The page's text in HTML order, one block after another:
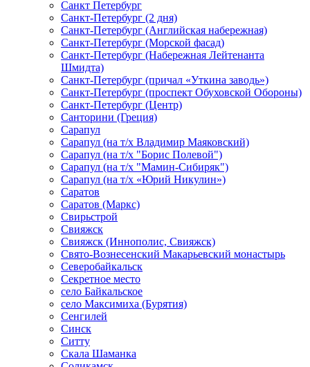
Санкт Петербург
Санкт-Петербург (2 дня)
Санкт-Петербург (Английская набережная)
Санкт-Петербург (Морской фасад)
Санкт-Петербург (Набережная Лейтенанта
Шмидта)
Санкт-Петербург (причал «Уткина заводь»)
Санкт-Петербург (проспект Обуховской Обороны)
Санкт-Петербург (Центр)
Санторини (Греция)
Сарапул
Сарапул (на т/х Владимир Маяковский)
Сарапул (на т/х "Борис Полевой")
Сарапул (на т/х "Мамин-Сибиряк")
Сарапул (на т/х «Юрий Никулин»)
Саратов
Саратов (Маркс)
Свирьстрой
Свияжск
Свияжск (Иннополис, Свияжск)
Свято-Вознесенский Макарьевский монастырь
Северобайкальск
Секретное место
село Байкальское
село Максимиха (Бурятия)
Сенгилей
Синск
Ситту
Скала Шаманка